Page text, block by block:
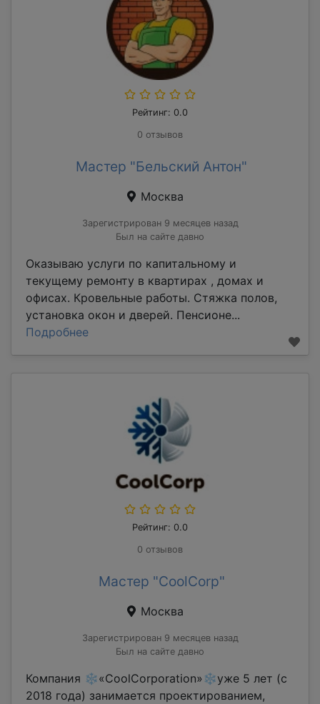
Рейтинг: 0.0
0 отзывов
Мастер "Бельский Антон"
Москва
Зарегистрирован 9 месяцев назад
Был на сайте давно
Оказываю услуги по капитальному и
текущему ремонту в квартирах , домах и
офисах. Кровельные работы. Стяжка полов,
установка окон и дверей. Пенсионе...
Подробнее
Рейтинг: 0.0
0 отзывов
Мастер "CoolCorp"
Москва
Зарегистрирован 9 месяцев назад
Был на сайте давно
Компания ❄«CoolCorporation»❄уже 5 лет (с
2018 года) занимается проектированием,